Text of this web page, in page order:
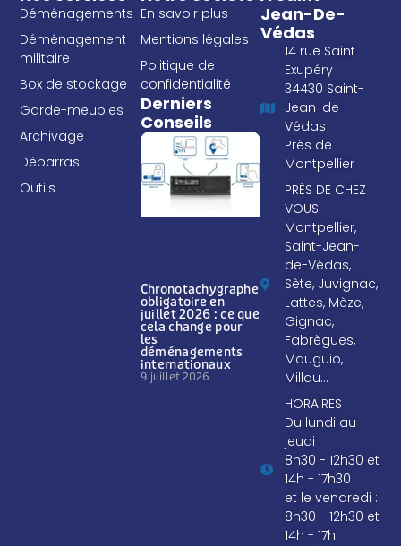
Déménagements
Déménagement
militaire
Box de stockage
Garde-meubles
Archivage
Débarras
Outils
En savoir plus
Mentions légales
Politique de
confidentialité
Derniers
Conseils
Chronotachygraphe
obligatoire en
juillet 2026 : ce que
cela change pour
les
déménagements
internationaux
9 juillet 2026
Jean-De-
Védas
14 rue Saint
Exupéry
34430 Saint-
Jean-de-
Védas
Près de
Montpellier
PRÈS DE CHEZ
VOUS
Montpellier,
Saint-Jean-
de-Védas,
Sète, Juvignac,
Lattes, Mèze,
Gignac,
Fabrègues,
Mauguio,
Millau…
HORAIRES
Du lundi au
jeudi :
8h30 - 12h30 et
14h - 17h30
et le vendredi :
8h30 - 12h30 et
14h - 17h